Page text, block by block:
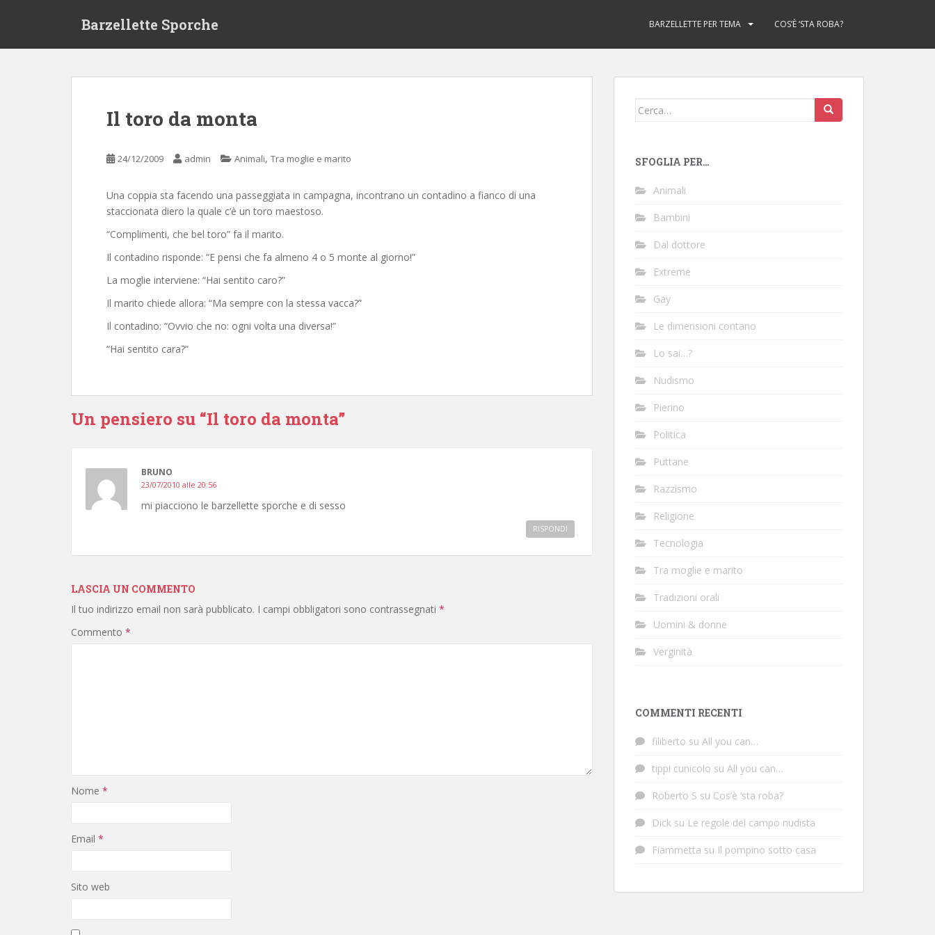
Barzellette Sporche BARZELLETTE PER TEMA COS’È ‘STA ROBA?
Il toro da monta
24/12/2009 admin Animali, Tra moglie e marito
Una coppia sta facendo una passeggiata in campagna, incontrano un contadino a fianco di una
staccionata diero la quale c’è un toro maestoso.
“Complimenti, che bel toro” fa il marito.
Il contadino risponde: “E pensi che fa almeno 4 o 5 monte al giorno!”
La moglie interviene: “Hai sentito caro?”
Il marito chiede allora: “Ma sempre con la stessa vacca?”
Il contadino: “Ovvio che no: ogni volta una diversa!”
“Hai sentito cara?”
Un pensiero su “Il toro da monta”
BRUNO
23/07/2010 alle 20:56
mi piacciono le barzellette sporche e di sesso
RISPONDI
LASCIA UN COMMENTO
Il tuo indirizzo email non sarà pubblicato. I campi obbligatori sono contrassegnati *
Commento *
Nome *
Email *
Sito web
Cerca:
SFOGLIA PER…
Animali
Bambini
Dal dottore
Extreme
Gay
Le dimensioni contano
Lo sai…?
Nudismo
Pierino
Politica
Puttane
Razzismo
Religione
Tecnologia
Tra moglie e marito
Tradizioni orali
Uomini & donne
Verginità
COMMENTI RECENTI
filiberto su All you can…
tippi cunicolo su All you can…
Roberto S su Cos’è ‘sta roba?
Dick su Le regole del campo nudista
Fiammetta su Il pompino sotto casa